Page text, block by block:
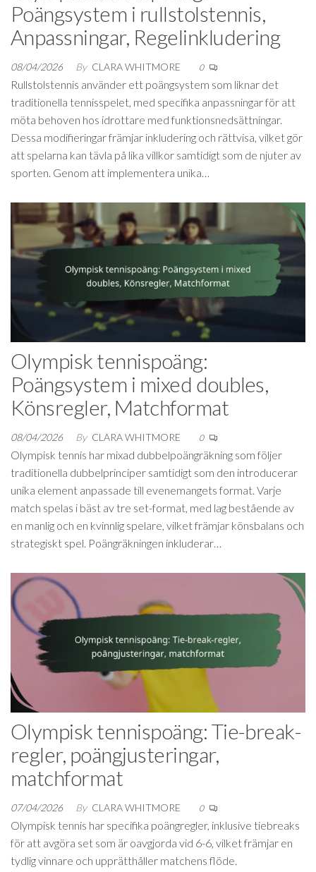
Poängsystem i rullstolstennis,
Anpassningar, Regelinkludering
08/04/2026 By CLARA WHITMORE 0
Rullstolstennis använder ett poängsystem som liknar det
traditionella tennisspelet, med specifika anpassningar för att
möta behoven hos idrottare med funktionsnedsättningar.
Dessa modifieringar främjar inkludering och rättvisa, vilket gör
att spelarna kan tävla på lika villkor samtidigt som de njuter av
sporten. Genom att implementera unika…
Olympisk tennispoäng:
Poängsystem i mixed doubles,
Könsregler, Matchformat
08/04/2026 By CLARA WHITMORE 0
Olympisk tennis har mixad dubbelpoängräkning som följer
traditionella dubbelprinciper samtidigt som den introducerar
unika element anpassade till evenemangets format. Varje
match spelas i bäst av tre set-format, med lag bestående av
en manlig och en kvinnlig spelare, vilket främjar könsbalans och
strategiskt spel. Poängräkningen inkluderar…
Olympisk tennispoäng: Tie-break-
regler, poängjusteringar,
matchformat
07/04/2026 By CLARA WHITMORE 0
Olympisk tennis har specifika poängregler, inklusive tiebreaks
för att avgöra set som är oavgjorda vid 6-6, vilket främjar en
tydlig vinnare och upprätthåller matchens flöde.